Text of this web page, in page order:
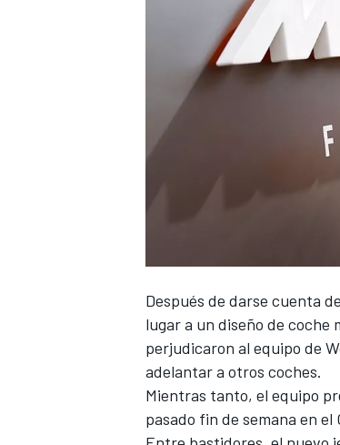
Después de darse cuenta
lugar a un diseño de coche
perjudicaron al equipo de
adelantar a otros coches.
Mientras tanto, el equipo
pasado fin de semana en